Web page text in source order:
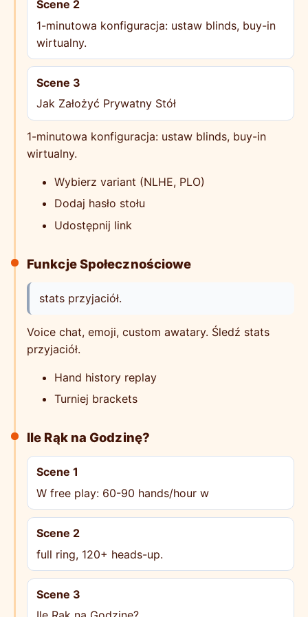
Scene 2
1-minutowa konfiguracja: ustaw blinds, buy-in
wirtualny.
Scene 3
Jak Założyć Prywatny Stół
1-minutowa konfiguracja: ustaw blinds, buy-in
wirtualny.
Wybierz variant (NLHE, PLO)
Dodaj hasło stołu
Udostępnij link
Funkcje Społecznościowe
stats przyjaciół.
Voice chat, emoji, custom awatary. Śledź stats
przyjaciół.
Hand history replay
Turniej brackets
Ile Rąk na Godzinę?
Scene 1
W free play: 60-90 hands/hour w
Scene 2
full ring, 120+ heads-up.
Scene 3